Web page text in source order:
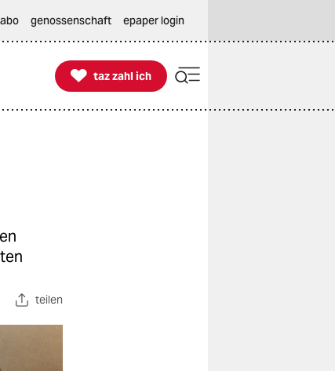
abo genossenschaft epaper login

taz zahl ich
taz zahl ich
teilen